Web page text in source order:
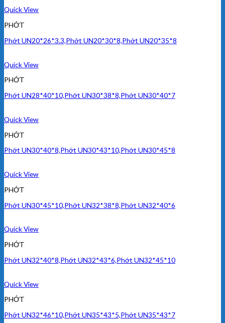
Quick View
PHỚT
Phớt UN20*26*3.3,Phớt UN20*30*8,Phớt UN20*35*8
Quick View
PHỚT
Phớt UN28*40*10,Phớt UN30*38*8,Phớt UN30*40*7
Quick View
PHỚT
Phớt UN30*40*8,Phớt UN30*43*10,Phớt UN30*45*8
Quick View
PHỚT
Phớt UN30*45*10,Phớt UN32*38*8,Phớt UN32*40*6
Quick View
PHỚT
Phớt UN32*40*8,Phớt UN32*43*6,Phớt UN32*45*10
Quick View
PHỚT
Phớt UN32*46*10,Phớt UN35*43*5,Phớt UN35*43*7